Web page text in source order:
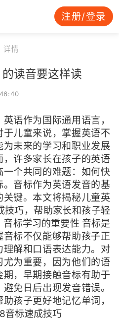
注册/登录
详情
读音要这样读
语作为国际通用语言，
儿童来说，掌握英语不
未来的学习和职业发展
许多家长在孩子的英语
个共同的难题：如何快
音标作为英语发音的基
键。本文将揭秘儿童英
巧，帮助家长和孩子轻
标学习的重要性 音标是
标不仅能够帮助孩子正
解和口语表达能力。对
为重要，因为他们的语
，早期接触音标有助于
免日后出现发音错误。
孩子更好地记忆单词，
音标速成技巧